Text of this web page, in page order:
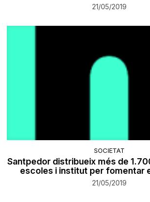
21/05/2019
SOCIETAT
Santpedor distribueix més de
escoles i institut per fomentar
21/05/2019